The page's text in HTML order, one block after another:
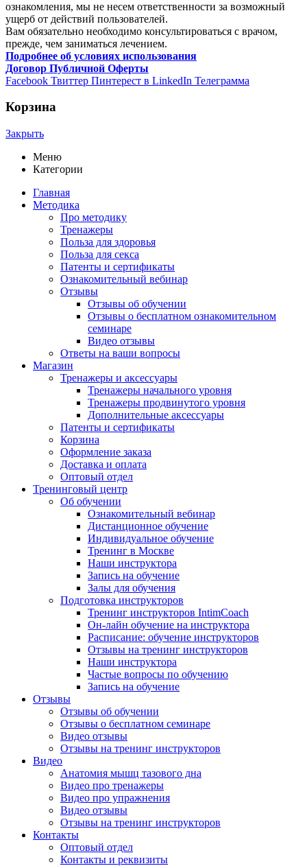
ознакомления, мы не несем ответственности за возможный
ущерб от действий пользователей.
Вам обязательно необходимо консультироваться с врачом,
прежде, чем заниматься лечением.
Подробнее об условиях использования
Договор Публичной Оферты
Facebook Твиттер Пинтерест в LinkedIn Телеграмма
Корзина
Закрыть
Меню
Категории
Главная
Методика
Про методику
Тренажеры
Польза для здоровья
Польза для секса
Патенты и сертификаты
Ознакомительный вебинар
Отзывы
Отзывы об обучении
Отзывы о бесплатном ознакомительном
семинаре
Видео отзывы
Ответы на ваши вопросы
Магазин
Тренажеры и аксессуары
Тренажеры начального уровня
Тренажеры продвинутого уровня
Дополнительные аксессуары
Патенты и сертификаты
Корзина
Оформление заказа
Доставка и оплата
Оптовый отдел
Тренинговый центр
Об обучении
Ознакомительный вебинар
Дистанционное обучение
Индивидуальное обучение
Тренинг в Москве
Наши инструктора
Запись на обучение
Залы для обучения
Подготовка инструкторов
Тренинг инструкторов IntimCoach
Он-лайн обучение на инструктора
Расписание: обучение инструкторов
Отзывы на тренинг инструкторов
Наши инструктора
Частые вопросы по обучению
Запись на обучение
Отзывы
Отзывы об обучении
Отзывы о бесплатном семинаре
Видео отзывы
Отзывы на тренинг инструкторов
Видео
Анатомия мышц тазового дна
Видео про тренажеры
Видео про упражнения
Видео отзывы
Отзывы на тренинг инструкторов
Контакты
Оптовый отдел
Контакты и реквизиты